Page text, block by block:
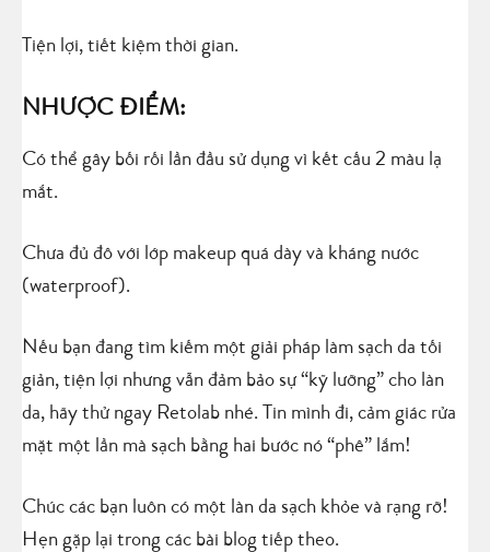
Tiện lợi, tiết kiệm thời gian.
NHƯỢC ĐIỂM:
Có thể gây bối rối lần đầu sử dụng vì kết cấu 2 màu lạ
mắt.
Chưa đủ đô với lớp makeup quá dày và kháng nước
(waterproof).
Nếu bạn đang tìm kiếm một giải pháp làm sạch da tối
giản, tiện lợi nhưng vẫn đảm bảo sự “kỹ lưỡng” cho làn
da, hãy thử ngay Retolab nhé. Tin mình đi, cảm giác rửa
mặt một lần mà sạch bằng hai bước nó “phê” lắm!
Chúc các bạn luôn có một làn da sạch khỏe và rạng rỡ!
Hẹn gặp lại trong các bài blog tiếp theo.